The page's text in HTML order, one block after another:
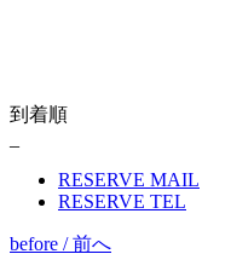
到着順
RESERVE MAIL
RESERVE TEL
before / 前へ